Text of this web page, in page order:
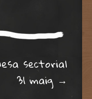
sectorial
31 maig →